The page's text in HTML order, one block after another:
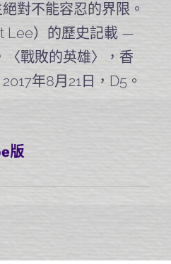
對不能容忍的界限。
Lee）的歷史記載 —
〈戰敗的英雄〉，香
年8月21日，D5。
版